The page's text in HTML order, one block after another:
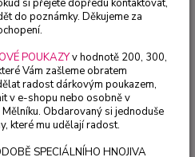
Fuchsie - cena
balení
si přejete dopředu kontaktovat,
do poznámky. Děkujeme za
POUKAZYv hodnotě 200, 300,
Vám zašleme obratem
radost dárkovým poukazem,
v e-shopu nebo osobně v
Obdarovaný si jednoduše
které mu udělají radost.
SPECIÁLNÍHO HNOJIVA